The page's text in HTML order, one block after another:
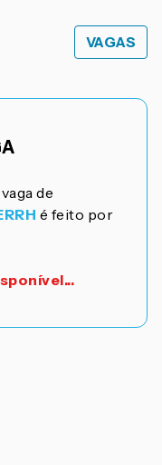
VAGAS
de
é feito por